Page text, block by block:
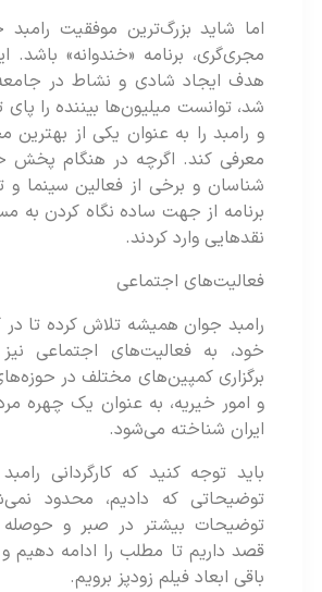
اما شاید بزرگ‌ترین موفقیت رامبد جوان
مجری‌گری، برنامه «خندوانه» باشد. این
هدف ایجاد شادی و نشاط در جامعه
شد، توانست میلیون‌ها بیننده را پای
و رامبد را به عنوان یکی از بهترین
معرفی کند. اگرچه در هنگام پخش
شناسان و برخی از فعالین سینما و
برنامه از جهت ساده نگاه کردن به مسائل
نقدهایی وارد کردند.
فعالیت‌های اجتماعی
رامبد جوان همیشه تلاش کرده تا در کنار
خود، به فعالیت‌های اجتماعی نیز
برگزاری کمپین‌های مختلف در حوزه‌های
و امور خیریه، به عنوان یک چهره مردمی
ایران شناخته می‌شود.
باید توجه کنید که کارگردانی رامبد
توضیحاتی که دادیم، محدود نمی‌شود؛
توضیحات بیشتر در صبر و حوصله شما
قصد داریم تا مطلب را ادامه دهیم و به
باقی ابعاد فیلم زودپز برویم.